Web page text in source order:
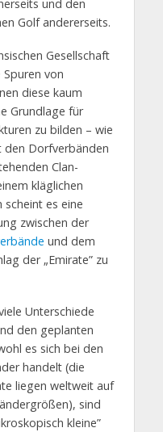
und den
Golf andererseits.
Gesellschaft
von
diese kaum
Grundlage für
zu bilden – wie
den Dorfverbänden
Clan-
kläglichen
scheint es eine
zwischen der
und dem
der „Emirate” zu
Unterschiede
den geplanten
es sich bei den
handelt (die
liegen weltweit auf
sind
kleine”